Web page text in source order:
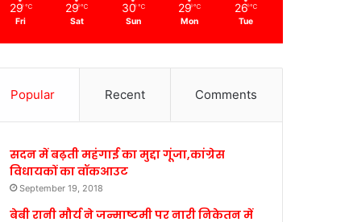
29 ℃
Fri
29 ℃
Sat
30 ℃
Sun
29 ℃
Mon
26 ℃
Tue
Popular Recent Comments
सदन में बढ़ती महंगाई का मुद्दा गूंजा,कांग्रेस
विधायकों का वॉकआउट
September 19, 2018
बेबी रानी मौर्य ने जन्माष्टमी पर नारी निकेतन में